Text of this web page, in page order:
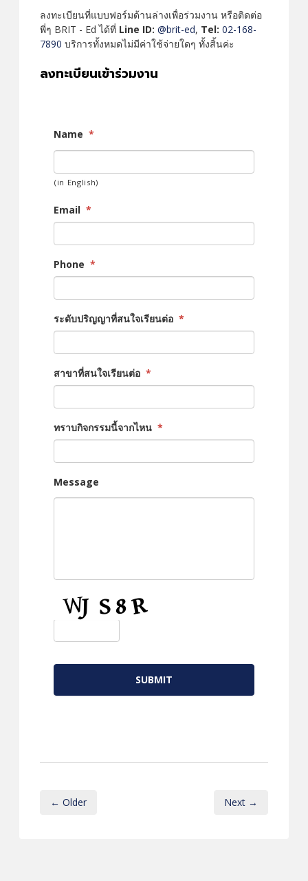
ลงทะเบียนที่แบบฟอร์มด้านล่างเพื่อร่วมงาน หรือติดต่อ
พี่ๆ BRIT - Ed ได้ที่ Line ID: @brit-ed, Tel: 02-168-
7890 บริการทั้งหมดไม่มีค่าใช้จ่ายใดๆ ทั้งสิ้นค่ะ
ลงทะเบียนเข้าร่วมงาน
Name *
(in English)
Email *
Phone *
ระดับปริญญาที่สนใจเรียนต่อ *
สาขาที่สนใจเรียนต่อ *
ทราบกิจกรรมนี้จากไหน *
Message
CAPTCHA
← Older Next →